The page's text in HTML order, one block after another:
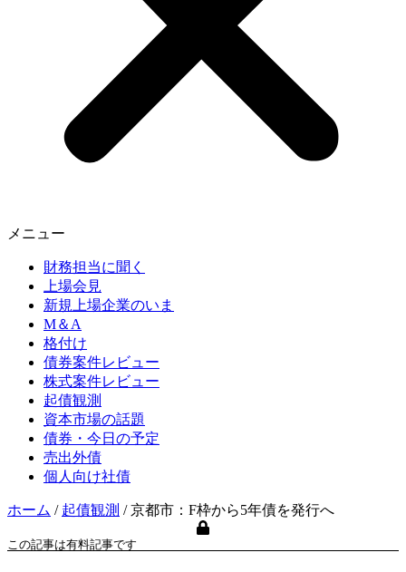
メニュー
財務担当に聞く
上場会見
新規上場企業のいま
M＆A
格付け
債券案件レビュー
株式案件レビュー
起債観測
資本市場の話題
債券・今日の予定
売出外債
個人向け社債
ホーム / 起債観測 /京都市：F枠から5年債を発行へ
この記事は有料記事です